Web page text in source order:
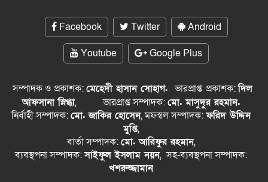
Facebook Twitter
Android
Youtube
Google Plus
সম্পাদক ও প্রকাশক:মেহেদী হাসান সোহাগ.ভারপ্রাপ্ত প্রকাশক:দিল
আফসানা স্নিগ্ধা, ভারপ্রাপ্ত সম্পাদক:মো. মাসুদুর রহমান.
নির্বাহী সম্পাদক:মো. জাকির হোসেন, মফস্বল সম্পাদক:ফরিদ উদ্দিন
মুপ্তি,
বার্তা সম্পাদক:মো. আরিফুর রহমান,
ব্যবস্থপনা সম্পাদক:সাইফুল ইসলাম নয়ন, সহ-ব্যবস্থপনা সম্পাদক:
খশরুজ্জামান